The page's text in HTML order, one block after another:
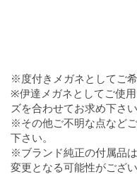
※度付きメガネとしてご
※伊達メガネとしてご使
ズを合わせてお求め下さい
※その他ご不明な点など
下さい。
※ブランド純正の付属品
変更となる可能性がござ